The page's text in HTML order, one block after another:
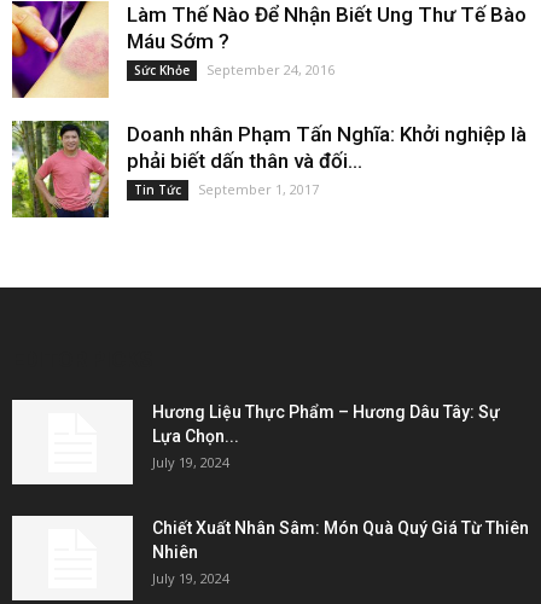
Làm Thế Nào Để Nhận Biết Ung Thư Tế Bào
Máu Sớm ?
Sức Khỏe September 24, 2016
Doanh nhân Phạm Tấn Nghĩa: Khởi nghiệp là
phải biết dấn thân và đối...
Tin Tức September 1, 2017
Hương Liệu Thực Phẩm – Hương Dâu Tây: Sự
Lựa Chọn...
July 19, 2024
Chiết Xuất Nhân Sâm: Món Quà Quý Giá Từ Thiên
Nhiên
July 19, 2024